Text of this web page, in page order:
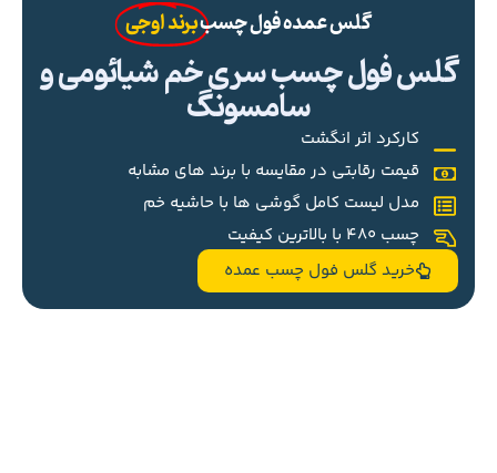
گلس عمده فول چسببرند اوجی
گلس فول چسب سری خم شیائومی و
سامسونگ
کارکرد اثر انگشت
قیمت رقابتی در مقایسه با برند های مشابه
مدل لیست کامل گوشی ها با حاشیه خم
چسب 480 با بالاترین کیفیت
خرید گلس فول چسب عمده